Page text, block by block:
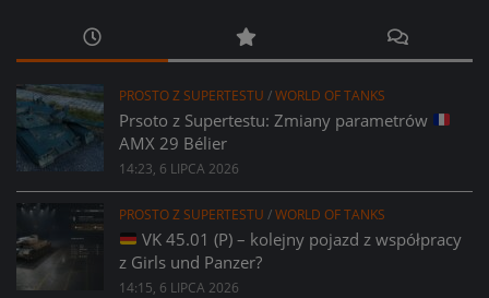
PROSTO Z SUPERTESTU /WORLD OF TANKS
Prsoto z Supertestu: Zmiany parametrów
AMX 29 Bélier
14:23, 6 LIPCA 2026
PROSTO Z SUPERTESTU /WORLD OF TANKS
VK 45.01 (P) – kolejny pojazd z współpracy
z Girls und Panzer?
14:15, 6 LIPCA 2026